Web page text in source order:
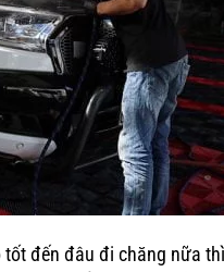
đến đâu đi chăng nữa